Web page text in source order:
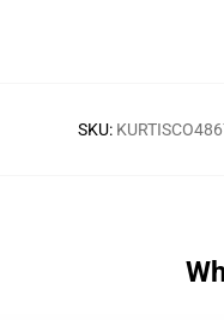
SKU: